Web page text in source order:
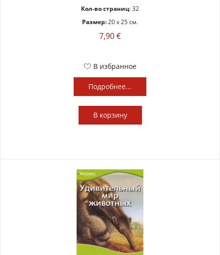
Кол-во страниц: 32
Размер:20 x 25 см.
7,90 €
В избранное
Подробнее...
В корзину